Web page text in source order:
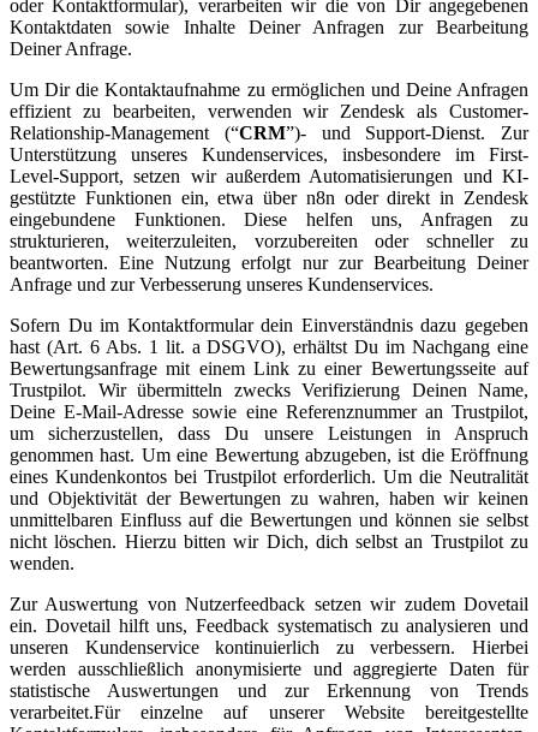
oder Kontaktformular), verarbeiten wir die von Dir angegebenen
Kontaktdaten sowie Inhalte Deiner Anfragen zur Bearbeitung
Deiner Anfrage.
Um Dir die Kontaktaufnahme zu ermöglichen und Deine Anfragen
effizient zu bearbeiten, verwenden wir Zendesk als Customer-
Relationship-Management (“CRM”)- und Support-Dienst. Zur
Unterstützung unseres Kundenservices, insbesondere im First-
Level-Support, setzen wir außerdem Automatisierungen und KI-
gestützte Funktionen ein, etwa über n8n oder direkt in Zendesk
eingebundene Funktionen. Diese helfen uns, Anfragen zu
strukturieren, weiterzuleiten, vorzubereiten oder schneller zu
beantworten. Eine Nutzung erfolgt nur zur Bearbeitung Deiner
Anfrage und zur Verbesserung unseres Kundenservices.
Sofern Du im Kontaktformular dein Einverständnis dazu gegeben
hast (Art. 6 Abs. 1 lit. a DSGVO), erhältst Du im Nachgang eine
Bewertungsanfrage mit einem Link zu einer Bewertungsseite auf
Trustpilot. Wir übermitteln zwecks Verifizierung Deinen Name,
Deine E-Mail-Adresse sowie eine Referenznummer an Trustpilot,
um sicherzustellen, dass Du unsere Leistungen in Anspruch
genommen hast. Um eine Bewertung abzugeben, ist die Eröffnung
eines Kundenkontos bei Trustpilot erforderlich. Um die Neutralität
und Objektivität der Bewertungen zu wahren, haben wir keinen
unmittelbaren Einfluss auf die Bewertungen und können sie selbst
nicht löschen. Hierzu bitten wir Dich, dich selbst an Trustpilot zu
wenden.
Zur Auswertung von Nutzerfeedback setzen wir zudem Dovetail
ein. Dovetail hilft uns, Feedback systematisch zu analysieren und
unseren Kundenservice kontinuierlich zu verbessern. Hierbei
werden ausschließlich anonymisierte und aggregierte Daten für
statistische Auswertungen und zur Erkennung von Trends
verarbeitet.Für einzelne auf unserer Website bereitgestellte